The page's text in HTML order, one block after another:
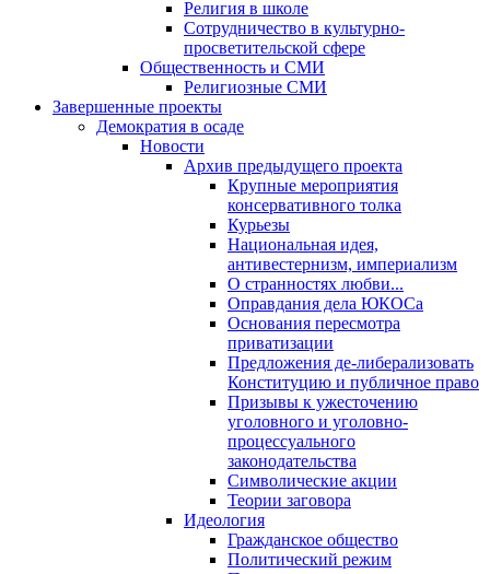
Религия в школе
Сотрудничество в культурно-
просветительской сфере
Общественность и СМИ
Религиозные СМИ
Завершенные проекты
Демократия в осаде
Новости
Архив предыдущего проекта
Крупные мероприятия
консервативного толка
Курьезы
Национальная идея,
антивестернизм, империализм
О странностях любви...
Оправдания дела ЮКОСа
Основания пересмотра
приватизации
Предложения де-либерализовать
Конституцию и публичное право
Призывы к ужесточению
уголовного и уголовно-
процессуального
законодательства
Символические акции
Теории заговора
Идеология
Гражданское общество
Политический режим